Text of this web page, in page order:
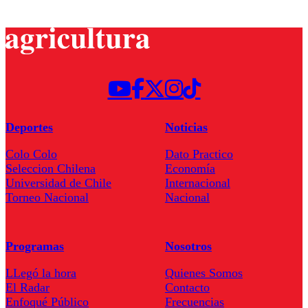
Deportes
Colo Colo
Seleccion Chilena
Universidad de Chile
Torneo Nacional
Noticias
Dato Practico
Economía
Internacional
Nacional
Programas
LLegó la hora
El Radar
Enfoqué Público
Nosotros
Quienes Somos
Contacto
Frecuencias